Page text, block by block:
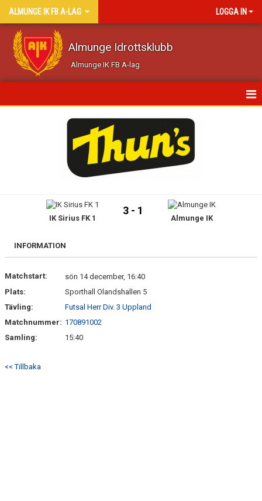
ALMUNGE IK FB A-LAG LOGGA IN
Almunge Idrottsklubb
Almunge IK FB A-lag
BILDGALLERI
KONTAKT
IK Sirius FK 1
3 - 1
Almunge IK
INFORMATION
Matchstart:
sön 14 december, 16:40
Plats:
Sporthall Olandshallen 5
Tävling:
Futsal Herr Div. 3 Uppland
Matchnummer: 170891002
Samling:
15:40
<< Tillbaka